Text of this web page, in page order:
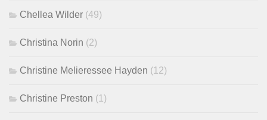
Chellea Wilder (49)
Christina Norin (2)
Christine Melieressee Hayden (12)
Christine Preston (1)